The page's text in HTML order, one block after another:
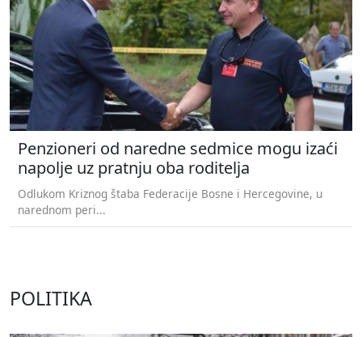
Penzioneri od naredne sedmice mogu izaći
napolje uz pratnju oba roditelja
Odlukom Kriznog štaba Federacije Bosne i Hercegovine, u
narednom peri...
POLITIKA